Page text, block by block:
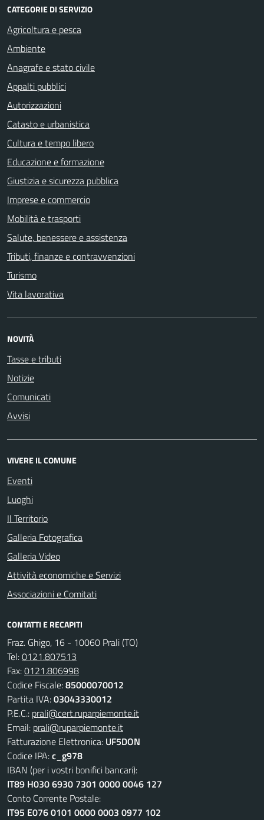
CATEGORIE DI SERVIZIO
Agricoltura e pesca
Ambiente
Anagrafe e stato civile
Appalti pubblici
Autorizzazioni
Catasto e urbanistica
Cultura e tempo libero
Educazione e formazione
Giustizia e sicurezza pubblica
Imprese e commercio
Mobilità e trasporti
Salute, benessere e assistenza
Tributi, finanze e contravvenzioni
Turismo
Vita lavorativa
NOVITÀ
Tasse e tributi
Notizie
Comunicati
Avvisi
VIVERE IL COMUNE
Eventi
Luoghi
Il Territorio
Galleria Fotografica
Galleria Video
Attività economiche e Servizi
Associazioni e Comitati
CONTATTI E RECAPITI
Fraz. Ghigo, 16 - 10060 Prali (TO)
Tel:0121.807513
Fax:0121.806998
Codice Fiscale:85000070012
Partita IVA:03043330012
P.E.C.: prali@cert.ruparpiemonte.it
Email: prali@ruparpiemonte.it
Fatturazione Elettronica: UF5DON
Codice IPA:c_g978
IBAN (per i vostri bonifici bancari):
IT89 H030 6930 7301 0000 0046 127
Conto Corrente Postale:
IT95 E076 0101 0000 0003 0977 102